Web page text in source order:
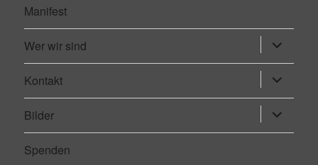
Manifest
Wer wir sind
öffnen
Kontakt
öffnen
Bilder
öffnen
Spenden